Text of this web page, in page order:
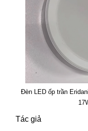
Đèn LED ốp trần
Tác giả